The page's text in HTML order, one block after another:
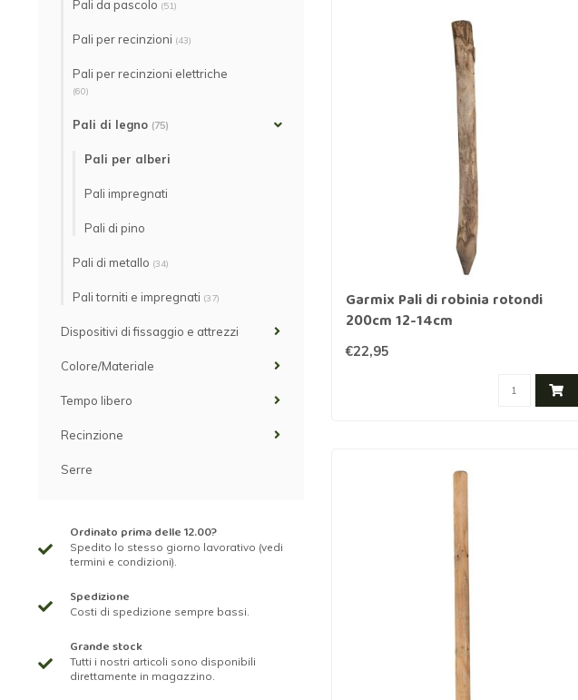
Pali da pascolo (51)
Pali per recinzioni (43)
Pali per recinzioni elettriche
(60)
Pali di legno (75)
Pali per alberi
Pali impregnati
Pali di pino
Pali di metallo (34)
Pali torniti e impregnati (37)
Dispositivi di fissaggio e attrezzi
Colore/Materiale
Tempo libero
Recinzione
Serre
Ordinato prima delle 12.00?
Spedito lo stesso giorno lavorativo (vedi
termini e condizioni).
Spedizione
Costi di spedizione sempre bassi.
Grande stock
Tutti i nostri articoli sono disponibili
direttamente in magazzino.
Garmix Pali di robinia rotondi
200cm 12-14cm
€22,95